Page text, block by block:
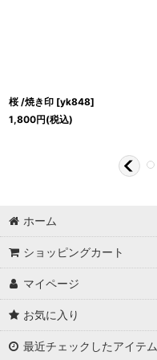
桜 /焼き印 [yk848]
1,800円(税込)
ホーム
ショッピングカート
マイページ
お気に入り
最近チェックしたアイテム